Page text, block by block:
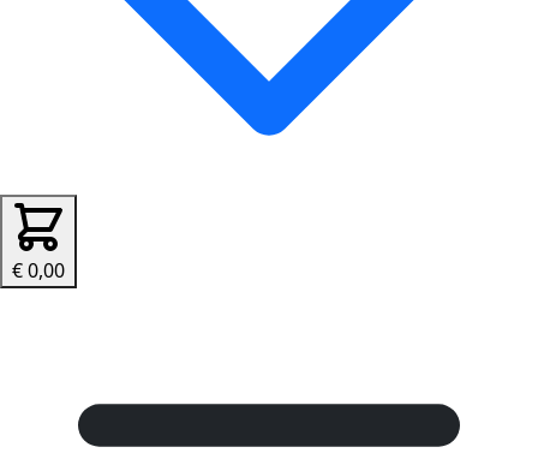
€ 0,00